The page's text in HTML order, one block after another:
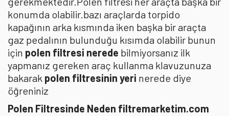
konumda olabilir.bazı araçlarda torpido
kapağının arka kısmında iken başka bir araçta
gaz pedalının bulunduğu kısımda olabilir bunun
için polen filtresi nerede bilmiyorsanız ilk
yapmanız gereken araç kullanma klavuzunuza
bakarak polen filtresinin yeri nerede diye
öğreniniz
Polen Filtresinde Neden filtremarketim.com